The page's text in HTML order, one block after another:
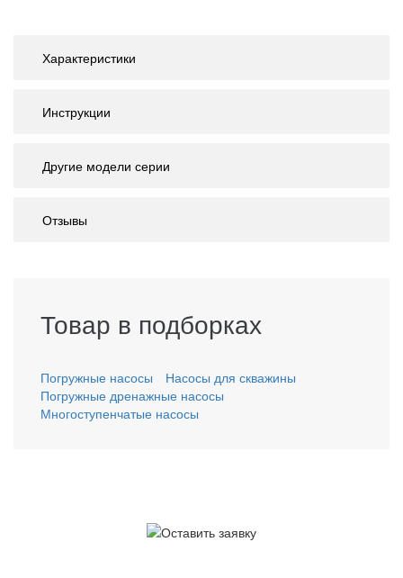
Характеристики
Инструкции
Другие модели серии
Отзывы
Товар в подборках
Погружные насосы
Насосы для скважины
Погружные дренажные насосы
Многоступенчатые насосы